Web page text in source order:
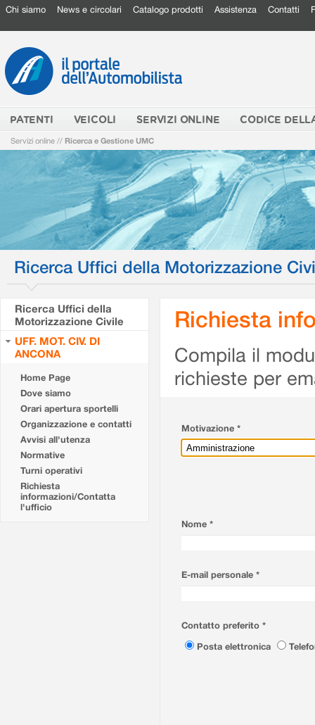
Chi siamo News e circolari Catalogo prodotti Assistenza Contatti
PATENTI VEICOLI SERVIZI ONLINE CODICE
Servizi online // Ricerca e Gestione UMC
Ricerca Uffici della Motorizzazione
Ricerca Uffici della
Motorizzazione Civile
UFF. MOT. CIV. DI
ANCONA
Home Page
Dove siamo
Orari apertura sportelli
Organizzazione e contatti
Avvisi all'utenza
Normative
Turni operativi
Richiesta
informazioni/Contatta
l'ufficio
Richiesta
Compila il
richieste per
Motivazione *
Nome *
E-mail personale *
Contatto preferito *
Posta elettronica